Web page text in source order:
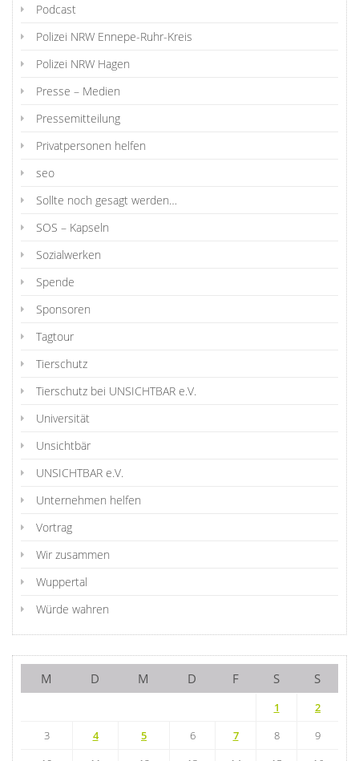
Podcast
Polizei NRW Ennepe-Ruhr-Kreis
Polizei NRW Hagen
Presse – Medien
Pressemitteilung
Privatpersonen helfen
seo
Sollte noch gesagt werden…
SOS – Kapseln
Sozialwerken
Spende
Sponsoren
Tagtour
Tierschutz
Tierschutz bei UNSICHTBAR e.V.
Universität
Unsichtbär
UNSICHTBAR e.V.
Unternehmen helfen
Vortrag
Wir zusammen
Wuppertal
Würde wahren
M D M D F S S
1
2
3
4 5 6 7 8
9